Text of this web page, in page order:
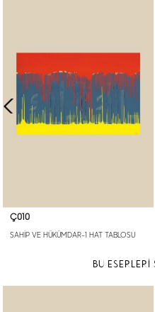
Ç010
SAHİP VE HÜKÜMDAR-1 HAT TABLOSU
BU ESERLERİ